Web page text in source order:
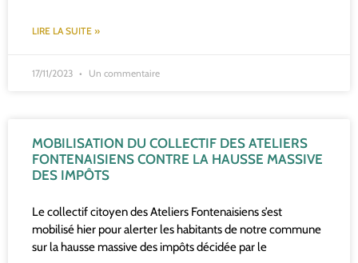
LIRE LA SUITE »
17/11/2023 Un commentaire
MOBILISATION DU COLLECTIF DES ATELIERS
FONTENAISIENS CONTRE LA HAUSSE MASSIVE
DES IMPÔTS
Le collectif citoyen des Ateliers Fontenaisiens s’est
mobilisé hier pour alerter les habitants de notre commune
sur la hausse massive des impôts décidée par le